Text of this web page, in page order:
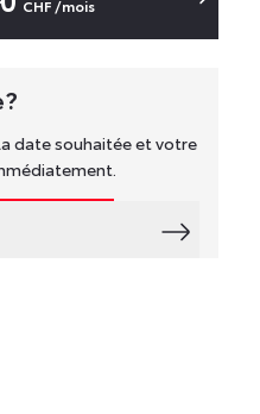
CHF/mois
date souhaitée et votre